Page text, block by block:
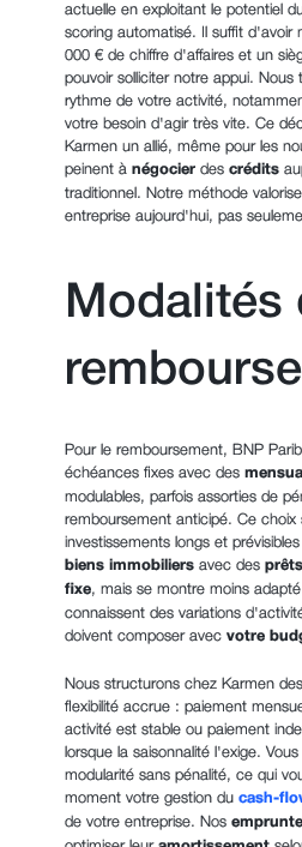
actuelle en exploitant le potentiel
scoring automatisé. Il suffit d'avoir
000 € de chiffre d'affaires et un
pouvoir solliciter notre appui. Nous
rythme de votre activité,
votre besoin d'agir très vite. Ce
Karmen un allié, même pour les
peinent à négocier des crédits
traditionnel. Notre méthode
entreprise aujourd'hui, pas
Modalités
Pour le remboursement, BNP
échéances fixes avec des
modulables, parfois assorties de
remboursement anticipé. Ce choix
investissements longs et
biens immobiliers avec des
fixe, mais se montre moins
connaissent des variations
doivent composer avec votre
Nous structurons chez Karmen
flexibilité accrue : paiement
activité est stable ou paiement
lorsque la saisonnalité l'exige.
modularité sans pénalité, ce qui
moment votre gestion du cash-
de votre entreprise. Nos